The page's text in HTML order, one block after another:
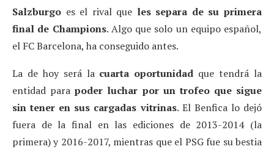
Salzburgo es el rival que les separa de su primera
final de Champions. Algo que solo un equipo español,
el FC Barcelona, ha conseguido antes.
La de hoy será la cuarta oportunidad que tendrá la
entidad parapoder luchar por un trofeo que sigue
sin tener en sus cargadas vitrinas. El Benfica lo dejó
fuera de la final en las ediciones de 2013-2014 (la
primera) y 2016-2017, mientras que el PSG fue su bestia